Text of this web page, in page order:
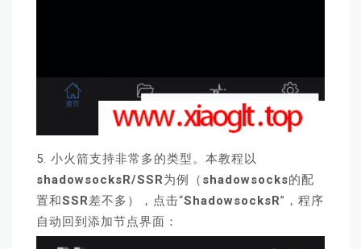
5. 小火箭支持非常多的类型。本教程以
shadowsocksR/SSR为例（ shadowsocks的配
置和SSR差不多），点击“ShadowsocksR”，程序
自动回到添加节点界面：